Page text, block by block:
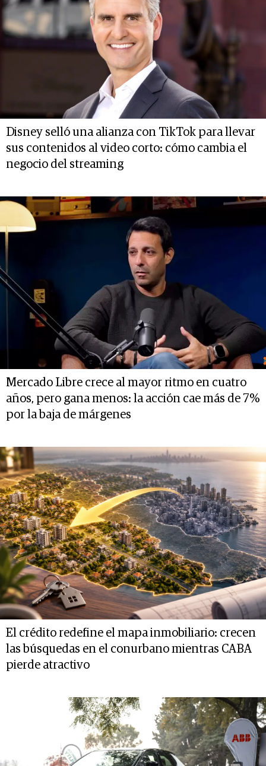
Disney selló una alianza con TikTok para llevar
sus contenidos al video corto: cómo cambia el
negocio del streaming
Mercado Libre crece al mayor ritmo en cuatro
años, pero gana menos: la acción cae más de 7%
por la baja de márgenes
El crédito redefine el mapa inmobiliario: crecen
las búsquedas en el conurbano mientras CABA
pierde atractivo